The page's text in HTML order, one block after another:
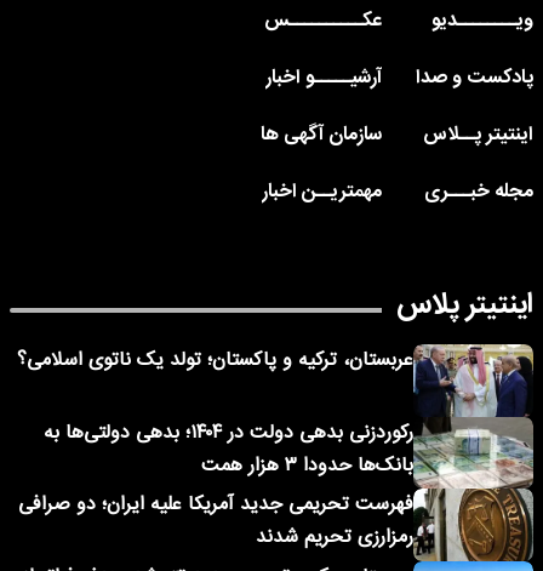
ویــــــــدیو
عکــــــــــس
پادکست و صدا
آرشیـــــو اخبار
اینتیتر پــلاس
سازمان آگهی ها
مجله خبـــری
مهمتریــن اخبار
اینتیتر پلاس
عربستان، ترکیه و پاکستان؛ تولد یک ناتوی اسلامی؟
رکوردزنی بدهی دولت در ۱۴۰۴؛ بدهی دولتی‌ها به
بانک‌ها حدودا ۳ هزار همت
فهرست تحریمی جدید آمریکا علیه ایران؛ دو صرافی
رمزارزی تحریم شدند